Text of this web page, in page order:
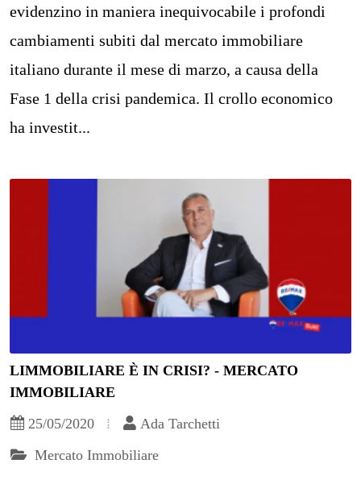
evidenzino in maniera inequivocabile i profondi
cambiamenti subiti dal mercato immobiliare
italiano durante il mese di marzo, a causa della
Fase 1 della crisi pandemica. Il crollo economico
ha investit...
LIMMOBILIARE È IN CRISI? - MERCATO
IMMOBILIARE
25/05/2020
Ada Tarchetti
Mercato Immobiliare